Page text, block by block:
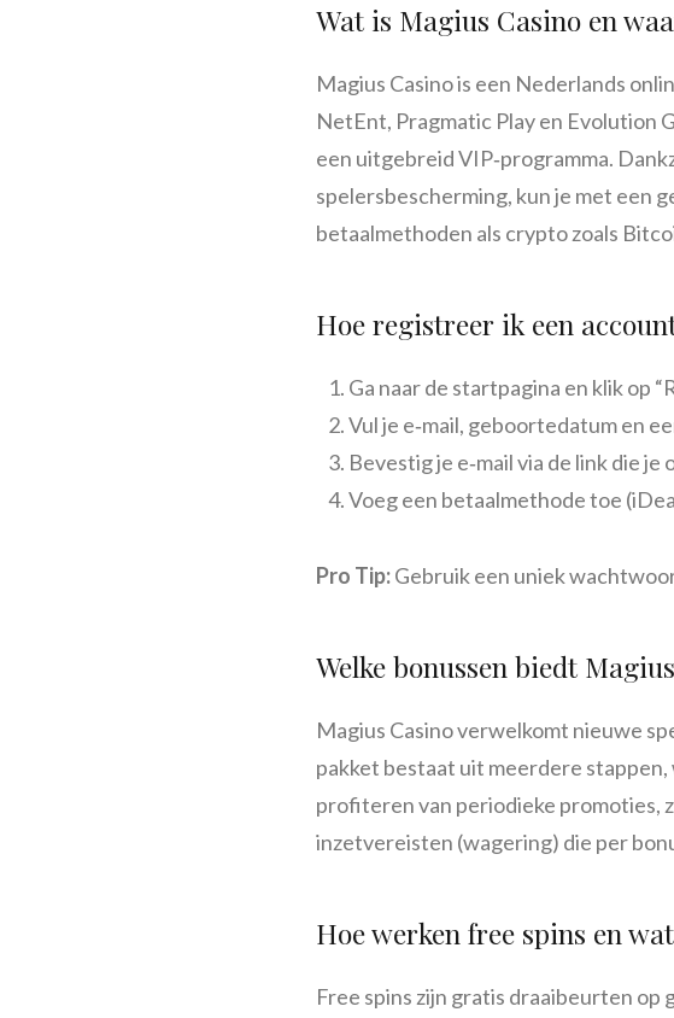
Wat is Magius Casino en
Magius Casino is een Nederlands
NetEnt, Pragmatic Play en Evolution
een uitgebreid VIP‑programma.
spelersbescherming, kun je met een
betaalmethoden als crypto zoals
Hoe registreer ik een
Ga naar de startpagina en klik op
Vul je e‑mail, geboortedatum en
Bevestig je e‑mail via de link die je
Voeg een betaalmethode toe
Pro Tip:Gebruik een uniek
Welke bonussen biedt
Magius Casino verwelkomt nieuwe
pakket bestaat uit meerdere
profiteren van periodieke promoties,
inzetvereisten (wagering) die per
Hoe werken free spins en
Free spins zijn gratis draaibeurten op